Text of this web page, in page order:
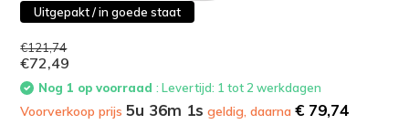
Uitgepakt / in goede staat
€121,74
€72,49
Nog 1 op voorraad: Levertijd: 1 tot 2 werkdagen
Voorverkoop prijs5u 36m 1s geldig, daarna€ 79,74